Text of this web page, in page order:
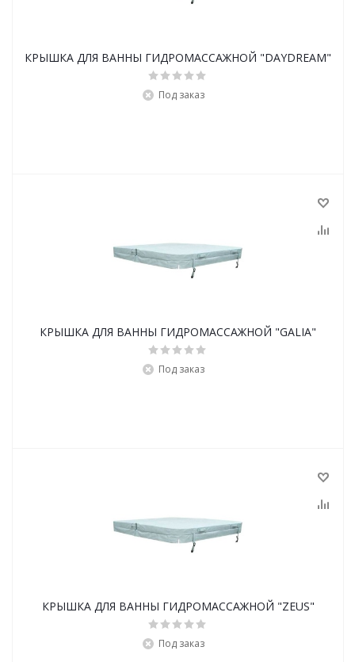
КРЫШКА ДЛЯ ВАННЫ ГИДРОМАССАЖНОЙ "DAYDREAM"
Под заказ
КРЫШКА ДЛЯ ВАННЫ ГИДРОМАССАЖНОЙ "GALIA"
Под заказ
КРЫШКА ДЛЯ ВАННЫ ГИДРОМАССАЖНОЙ "ZEUS"
Под заказ